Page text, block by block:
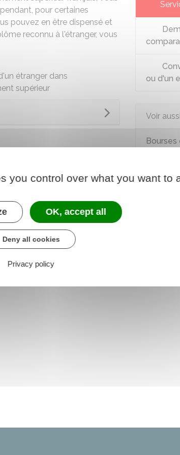
pour certaines
pouvez en être dispensé et
reconnu à l'étranger, vous
étranger dans
supérieur
ou d'un
Voir aussi
long
you control over what you want to
OK, accept all
Deny all cookies
Privacy policy